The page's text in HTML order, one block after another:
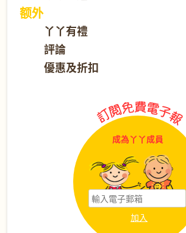
额外
丫丫有禮
評論
優惠及折扣
成為丫丫成員